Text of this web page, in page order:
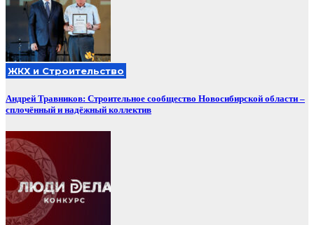
ЖКХ и Строительство
Андрей Травников: Строительное сообщество Новосибирской области –
сплочённый и надёжный коллектив